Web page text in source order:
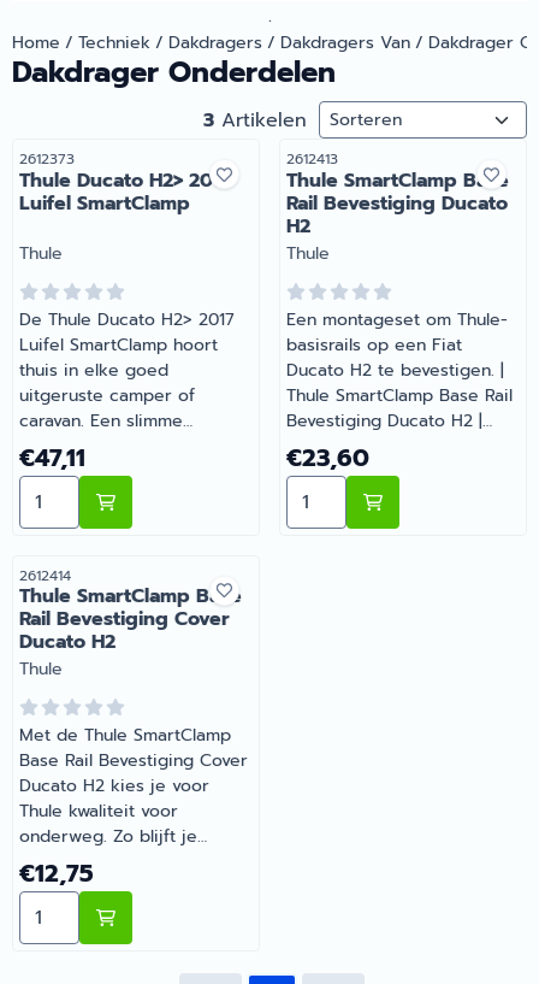
.
Home / Techniek/ Dakdragers/ Dakdragers Van/ Dakdrager
Dakdrager Onderdelen
3 Artikelen Sorteermethode
Artikelnummer
2612373
Thule Ducato H2> 2017
Luifel SmartClamp
Merk:
Thule
De Thule Ducato H2> 2017
Luifel SmartClamp hoort
thuis in elke goed
uitgeruste camper of
caravan. Een slimme
aanvulling op de uitrusting
van je camper of caravan.
Heb je vragen over de
juiste keuze? Barsema
je mee.
Prijs: 47,11
€47,11
Aantal kiezen voor Thule Ducato H2> 2017 Luifel
Artikelnummer
2612413
Thule SmartClamp Base
Rail Bevestiging Ducato
H2
Merk:
Thule
Een montageset om Thule-
basisrails op een Fiat
Ducato H2 te bevestigen. |
Thule SmartClamp Base Rail
Bevestiging Ducato H2 |
Artikelnummer 2612413
Prijs: 23,60
€23,60
Aantal kiezen voor Thule
Artikelnummer
2612414
Thule SmartClamp Base
Rail Bevestiging Cover
Ducato H2
Merk:
Thule
Met de Thule SmartClamp
Base Rail Bevestiging Cover
Ducato H2 kies je voor
Thule kwaliteit voor
onderweg. Zo blijft je
camper of caravan goed
onderhouden en compleet.
Barsema Recreatie levert
camper-, caravan- en
Prijs: 12,75
€12,75
Aantal kiezen voor Thule SmartClamp Base Rail